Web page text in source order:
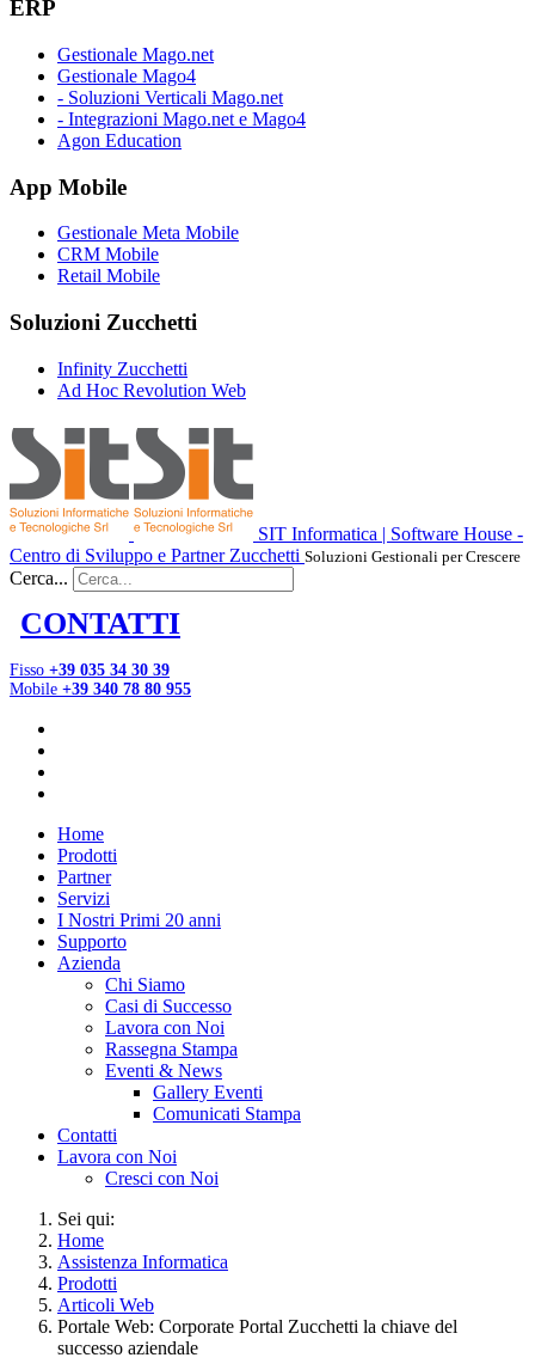
ERP
Gestionale Mago.net
Gestionale Mago4
- Soluzioni Verticali Mago.net
- Integrazioni Mago.net e Mago4
Agon Education
App Mobile
Gestionale Meta Mobile
CRM Mobile
Retail Mobile
Soluzioni Zucchetti
Infinity Zucchetti
Ad Hoc Revolution Web
SIT Informatica | Software House -
Centro di Sviluppo e Partner Zucchetti Soluzioni Gestionali per Crescere
Cerca...
CONTATTI
Fisso +39 035 34 30 39
Mobile +39 340 78 80 955
Home
Prodotti
Partner
Servizi
I Nostri Primi 20 anni
Supporto
Azienda
Chi Siamo
Casi di Successo
Lavora con Noi
Rassegna Stampa
Eventi & News
Gallery Eventi
Comunicati Stampa
Contatti
Lavora con Noi
Cresci con Noi
Sei qui:
Home
Assistenza Informatica
Prodotti
Articoli Web
Portale Web: Corporate Portal Zucchetti la chiave del
successo aziendale